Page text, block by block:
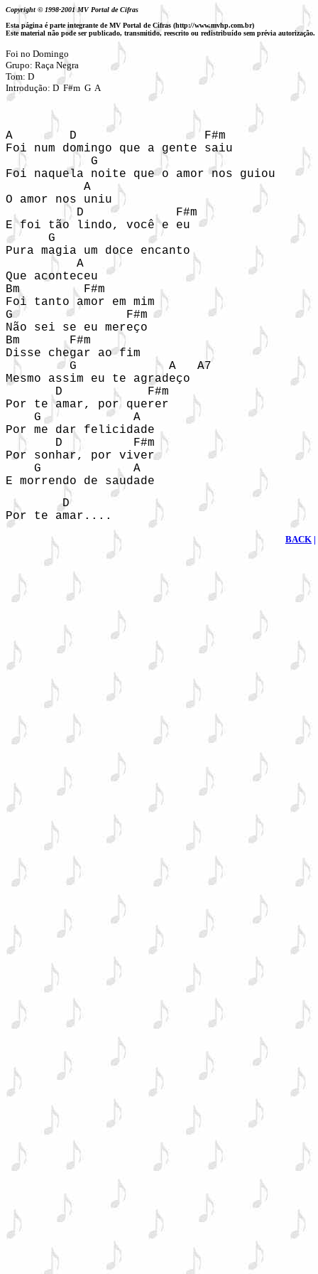
Copyright © 1998-2001 MV Portal de Cifras
Esta página é parte integrante de MV Portal de Cifras (http://www.mvhp.com.br)
Este material não pode ser publicado, transmitido, reescrito ou redistribuído sem prévia autorização.
Foi no Domingo
Grupo: Raça Negra
Tom: D
Introdução: D  F#m  G  A
A        D                  F#m
Foi num domingo que a gente saiu
            G
Foi naquela noite que o amor nos guiou
           A
O amor nos uniu
          D             F#m
E foi tão lindo, você e eu
      G
Pura magia um doce encanto
          A
Que aconteceu
Bm         F#m
Foi tanto amor em mim
G                F#m
Não sei se eu mereço
Bm       F#m
Disse chegar ao fim
         G             A   A7
Mesmo assim eu te agradeço
       D            F#m
Por te amar, por querer
    G             A
Por me dar felicidade
       D          F#m
Por sonhar, por viver
    G             A
E morrendo de saudade
        D
Por te amar....
BACK |